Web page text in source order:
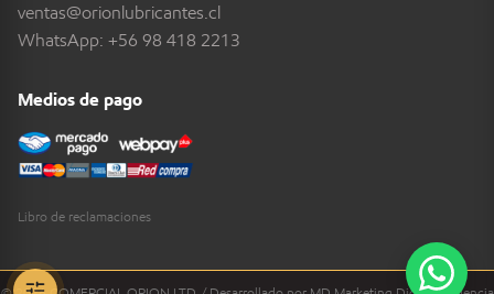
ventas@orionlubricantes.cl
WhatsApp: +56 98 418 2213
Medios de pago
Libro de reclamaciones